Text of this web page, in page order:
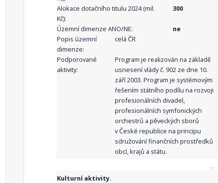
Alokace dotačního titulu 2024 (mil.
Kč):
300
Územní dimenze ANO/NE:
ne
Popis územní
dimenze:
celá ČR
Podporované
aktivity:
Program je realizován na základě
usnesení vlády č. 902 ze dne 10.
září 2003. Program je systémovým
řešením státního podílu na rozvoji
profesionálních divadel,
profesionálních symfonických
orchestrů a pěveckých sborů
v České republice na principu
sdružování finančních prostředků
obcí, krajů a státu.
Kulturní aktivity.